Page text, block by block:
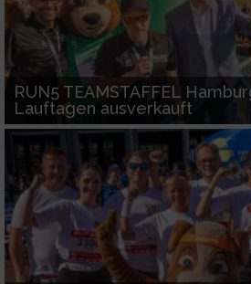
RUN5 TEAMSTAFFEL
Lauftagen ausverkauft
IAB-Besonderheiten:
Verwendung genauer
Geräte anhand von aktiv
Informationen identifizieren
Nicht-IAB-Verarbeitungszwecke:
Notwendig
Performance